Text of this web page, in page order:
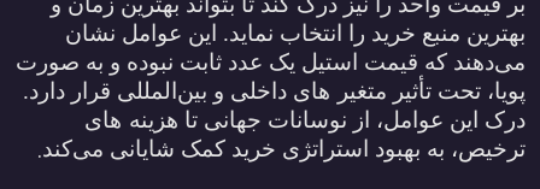
بهترین منبع خرید را انتخاب نماید. این عوامل نشان
می‌دهند که قیمت استیل یک عدد ثابت نبوده و به صورت
پویا، تحت تأثیر متغیر
های داخلی و بین‌المللی قرار دارد.
درک این عوامل، از نوسانات جهانی تا هزینه ‌های
ترخیص، به بهبود استراتژی خرید کمک شایانی می‌کند.